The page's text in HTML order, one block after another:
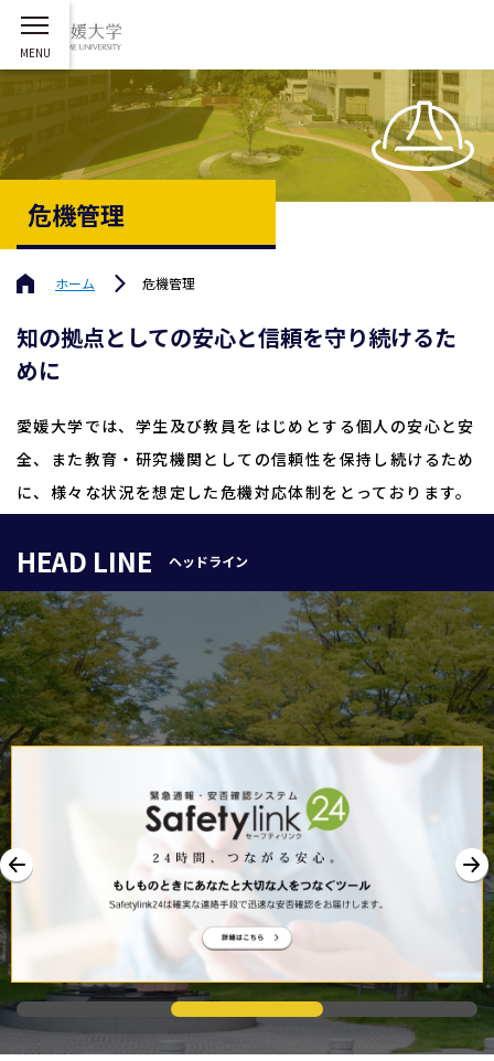
危機管理
ホーム 危機管理
知の拠点としての安心と信頼を守り続けるた
めに
愛媛大学では、学生及び教員をはじめとする個人の安心と安
全、また教育・研究機関としての信頼性を保持し続けるため
に、様々な状況を想定した危機対応体制をとっております。
HEAD LINE ヘッドライン